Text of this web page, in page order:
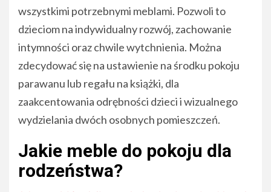
wszystkimi potrzebnymi meblami. Pozwoli to
dzieciom na indywidualny rozwój, zachowanie
intymności oraz chwile wytchnienia. Można
zdecydować się na ustawienie na środku pokoju
parawanu lub regału na książki, dla
zaakcentowania odrębności dzieci i wizualnego
wydzielania dwóch osobnych pomieszczeń.
Jakie meble do pokoju dla
rodzeństwa?